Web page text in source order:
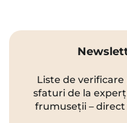
Liste de
sfaturi de la
frumuseții – direct